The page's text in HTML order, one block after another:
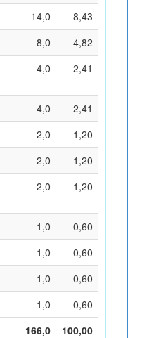
14,0
8,43
8,0
4,82
4,0 2,41
4,0
2,41
2,0
1,20
2,0
1,20
2,0 1,20
1,0
0,60
1,0
0,60
1,0
0,60
1,0
0,60
166,0
100,00